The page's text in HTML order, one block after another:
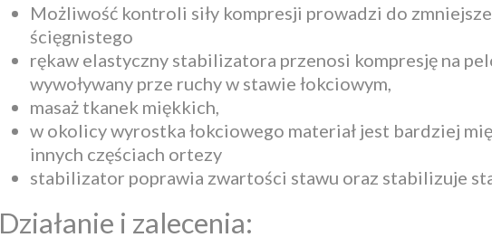
Możliwość kontroli siły kompresji prowadzi do
ścięgnistego
rękaw elastyczny stabilizatora przenosi kompresję na
wywoływany prze ruchy w stawie łokciowym,
masaż tkanek miękkich,
w okolicy wyrostka łokciowego materiał jest bardziej
innych częściach ortezy
stabilizator poprawia zwartości stawu oraz stabilizuje
Działanie i zalecenia: